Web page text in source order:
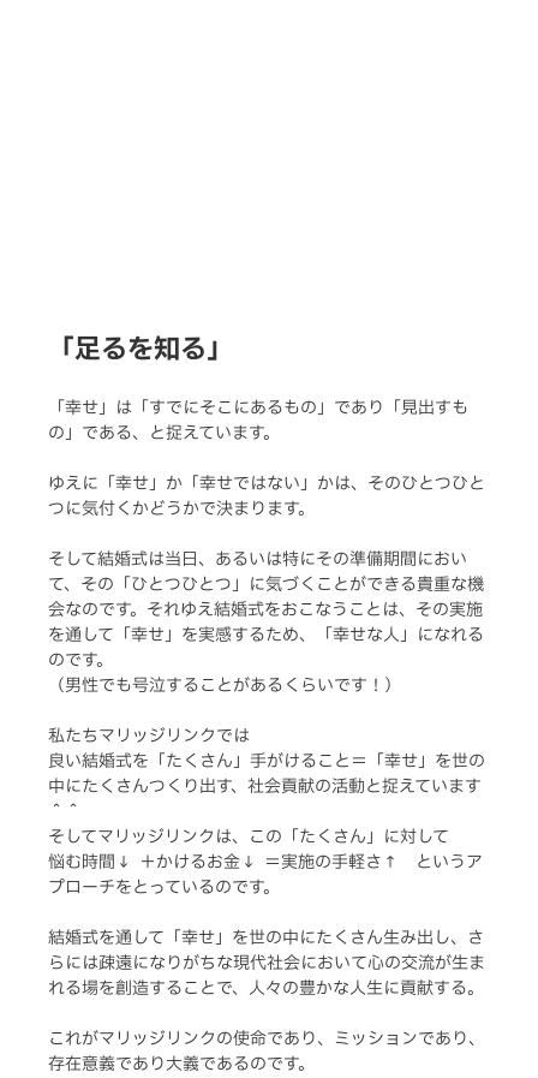
「足るを知る」
「幸せ」は「すでにそこにあるもの」であり「見出すも
の」である、と捉えています。
ゆえに「幸せ」か「幸せではない」かは、そのひとつひと
つに気付くかどうかで決まります。
そして結婚式は当日、あるいは特にその準備期間におい
て、その「ひとつひとつ」に気づくことができる貴重な機
会なのです。それゆえ結婚式をおこなうことは、その実施
を通して「幸せ」を実感するため、「幸せな人」になれる
のです。
（男性でも号泣することがあるくらいです！）
私たちマリッジリンクでは
良い結婚式を「たくさん」手がけること＝「幸せ」を世の
中にたくさんつくり出す、社会貢献の活動と捉えています
＾＾
そしてマリッジリンクは、この「たくさん」に対して
悩む時間↓  ＋かけるお金↓  ＝実施の手軽さ↑　というア
プローチをとっているのです。
結婚式を通して「幸せ」を世の中にたくさん生み出し、さ
らには疎遠になりがちな現代社会において心の交流が生ま
れる場を創造することで、人々の豊かな人生に貢献する。
これがマリッジリンクの使命であり、ミッションであり、
存在意義であり大義であるのです。